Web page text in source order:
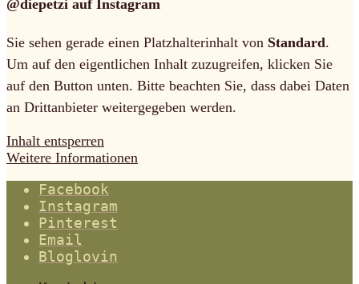
@diepetzi auf Instagram
Sie sehen gerade einen Platzhalterinhalt von Standard.
Um auf den eigentlichen Inhalt zuzugreifen, klicken Sie
auf den Button unten. Bitte beachten Sie, dass dabei Daten
an Drittanbieter weitergegeben werden.
Inhalt entsperren
Weitere Informationen
Facebook
Instagram
Pinterest
Email
Bloglovin